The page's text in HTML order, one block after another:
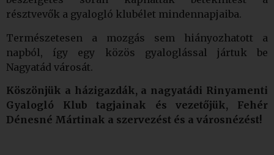
résztvevők a gyalogló klubélet mindennapjaiba.
Természetesen a mozgás sem hiányozhatott a
napból, így egy közös gyaloglással jártuk be
Nagyatád városát.
Köszönjük a házigazdák, a nagyatádi Rinyamenti
Gyalogló Klub tagjainak és vezetőjük, Fehér
Dénesné Mártinak a szervezést és a városnézést!